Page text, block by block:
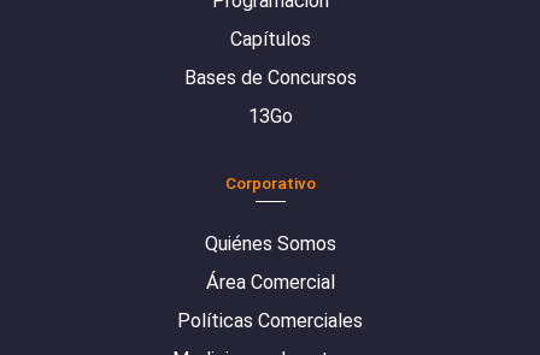
Capítulos
Bases de Concursos
13Go
Corporativo
Quiénes Somos
Área Comercial
Políticas Comerciales